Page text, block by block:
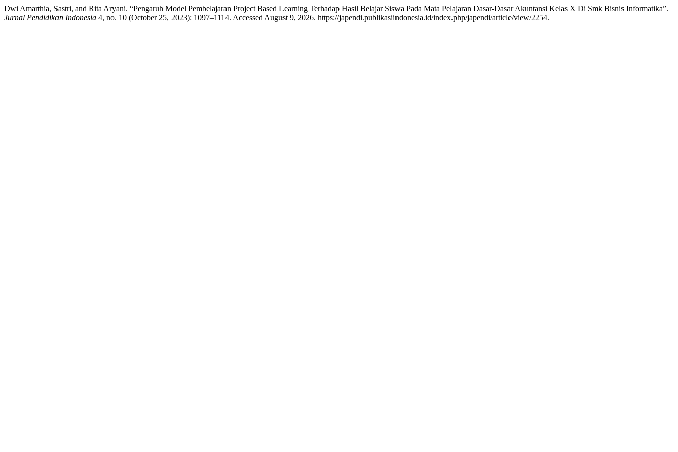
Dwi Amarthia, Sastri, and Rita Aryani. “Pengaruh Model Pembelajaran Project Based Learning Terhadap Hasil Belajar Siswa Pada Mata Pelajaran Dasar-Dasar Akuntansi Kelas X Di Smk Bisnis Informatika”.
Jurnal Pendidikan Indonesia 4, no. 10 (October 25, 2023): 1097–1114. Accessed August 9, 2026. https://japendi.publikasiindonesia.id/index.php/japendi/article/view/2254.